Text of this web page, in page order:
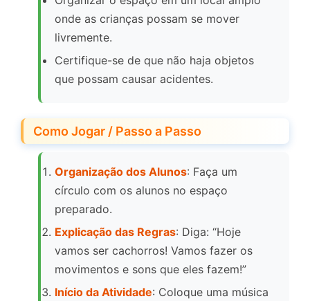
onde as crianças possam se mover
livremente.
Certifique-se de que não haja objetos
que possam causar acidentes.
Como Jogar / Passo a Passo
Organização dos Alunos: Faça um
círculo com os alunos no espaço
preparado.
Explicação das Regras: Diga: “Hoje
vamos ser cachorros! Vamos fazer os
movimentos e sons que eles fazem!”
Início da Atividade: Coloque uma música